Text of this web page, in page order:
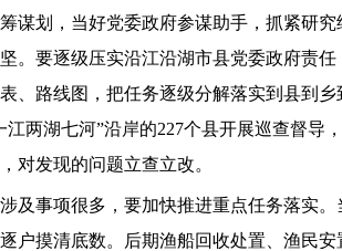
谋划，当好党委政府参谋助手，抓紧研
。要逐级压实沿江沿湖市县党委政府责
、路线图，把任务逐级分解落实到县到
江两湖七河”沿岸的227个县开展巡查督导
对发现的问题立查立改。
及事项很多，要加快推进重点任务落实。
户摸清底数。后期渔船回收处置、渔民